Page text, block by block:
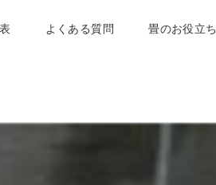
よくある質問 畳のお役立